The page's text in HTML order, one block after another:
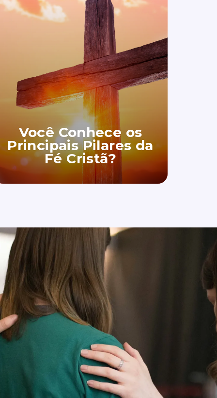
Você Conhece os
Principais Pilares da
Fé Cristã?